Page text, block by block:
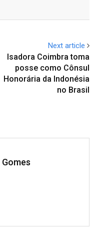
Next article
Isadora Coimbra toma
posse como Cônsul
Honorária da Indonésia
no Brasil